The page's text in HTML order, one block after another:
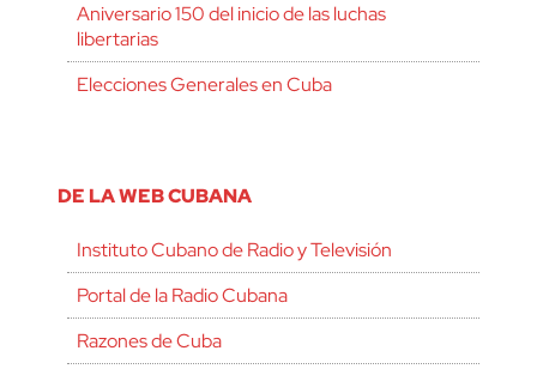
Aniversario 150 del inicio de las luchas
libertarias
Elecciones Generales en Cuba
DE LA WEB CUBANA
Instituto Cubano de Radio y Televisión
Portal de la Radio Cubana
Razones de Cuba